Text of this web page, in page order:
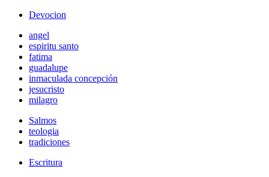
Devocion
angel
espiritu santo
fatima
guadalupe
inmaculada concepción
jesucristo
milagro
Salmos
teologia
tradiciones
Escritura